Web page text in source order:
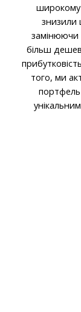
широкому
знизили
замінюючи
більш
того, ми